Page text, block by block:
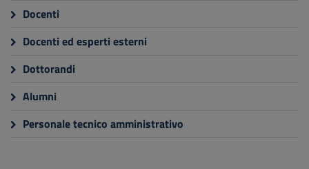
al
Footer
Docenti
Docenti ed esperti esterni
Dottorandi
Alumni
Personale tecnico amministrativo